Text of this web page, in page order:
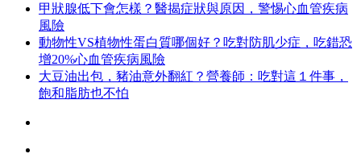
甲狀腺低下會怎樣？醫揭症狀與原因，警惕心血管疾病
風險
動物性VS植物性蛋白質哪個好？吃對防肌少症，吃錯恐
增20%心血管疾病風險
大豆油出包，豬油意外翻紅？營養師：吃對這１件事，
飽和脂肪也不怕